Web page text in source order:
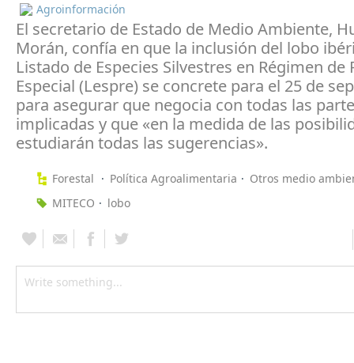
Agroinformación
El secretario de Estado de Medio Ambiente,
Morán, confía en que la inclusión del lobo
Listado de Especies Silvestres en Régimen de
Especial (Lespre) se concrete para el 25 de
para asegurar que negocia con todas las
implicadas y que «en la medida de las
estudiarán todas las sugerencias».
Forestal Política Agroalimentaria
Otros medio
MITECO
lobo